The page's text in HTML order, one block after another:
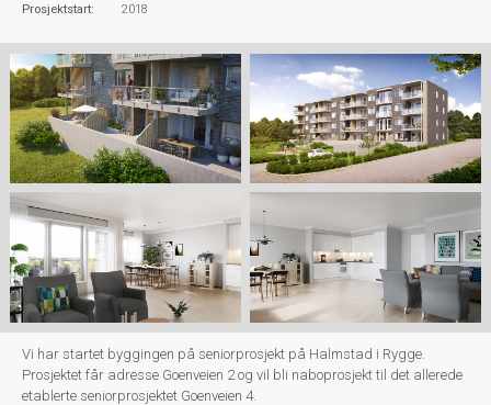
Prosjektstart:
2018
Vi har startet byggingen på seniorprosjekt på Halmstad i Rygge.
Prosjektet får adresse Goenveien 2 og vil bli naboprosjekt til det allerede
etablerte seniorprosjektet Goenveien 4.